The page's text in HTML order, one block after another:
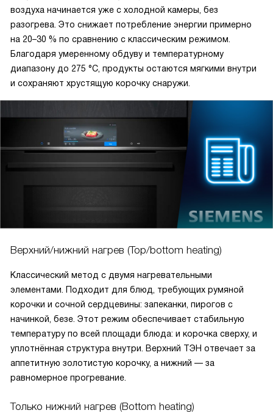
воздуха начинается уже с холодной камеры, без
разогрева. Это снижает потребление энергии примерно
на 20–30 % по сравнению с классическим режимом.
Благодаря умеренному обдуву и температурному
диапазону до 275 °C, продукты остаются мягкими внутри
и сохраняют хрустящую корочку снаружи.
Верхний/нижний нагрев (Top/bottom heating)
Классический метод с двумя нагревательными
элементами. Подходит для блюд, требующих румяной
корочки и сочной сердцевины: запеканки, пирогов с
начинкой, безе. Этот режим обеспечивает стабильную
температуру по всей площади блюда: и корочка сверху, и
уплотнённая структура внутри. Верхний ТЭН отвечает за
аппетитную золотистую корочку, а нижний — за
равномерное прогревание.
Только нижний нагрев (Bottom heating)